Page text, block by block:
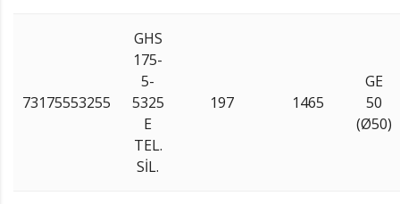
73175553255
GHS
175-
5-
5325
E
TEL.
SİL.
197 1465
GE
50
(Ø50)